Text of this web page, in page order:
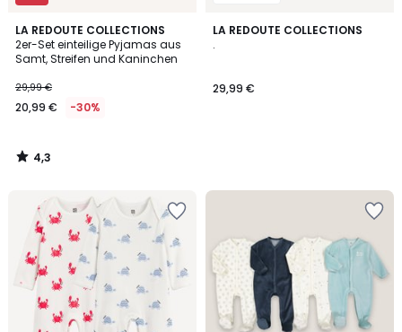
LA REDOUTE COLLECTIONS
2er-Set einteilige Pyjamas aus
Samt, Streifen und Kaninchen
29,99 €
20,99 € -30%
4,3
/ 5
4,3
/
LA REDOUTE COLLECTIONS
.
29,99 €